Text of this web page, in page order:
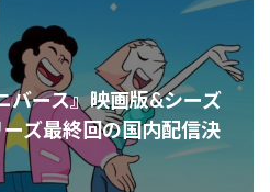
バース』映画版&シーズ
ズ最終回の国内配信決